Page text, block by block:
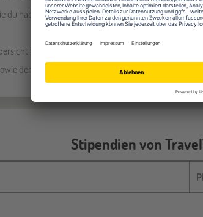
du haben daher die Möglichkeit, sich auf eines
findest du alle wichtigen Informationen zu
den Link zur entsprechenden Seite. Worauf
Stipendien von